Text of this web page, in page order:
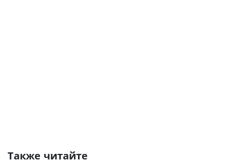
Также читайте